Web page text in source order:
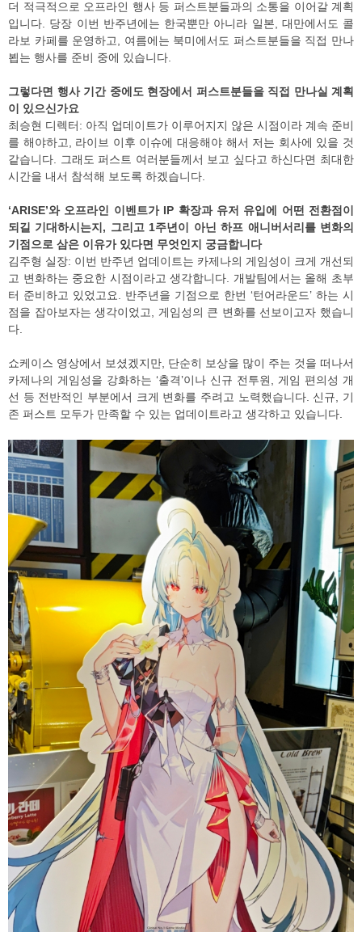
더 적극적으로 오프라인 행사 등 퍼스트분들과의 소통을 이어갈 계획
입니다. 당장 이번 반주년에는 한국뿐만 아니라 일본, 대만에서도 콜
라보 카페를 운영하고, 여름에는 북미에서도 퍼스트분들을 직접 만나
뵙는 행사를 준비 중에 있습니다.
그렇다면 행사 기간 중에도 현장에서 퍼스트분들을 직접 만나실 계획
이 있으신가요
최승현 디렉터: 아직 업데이트가 이루어지지 않은 시점이라 계속 준비
를 해야하고, 라이브 이후 이슈에 대응해야 해서 저는 회사에 있을 것
같습니다. 그래도 퍼스트 여러분들께서 보고 싶다고 하신다면 최대한
시간을 내서 참석해 보도록 하겠습니다.
‘ARISE’와 오프라인 이벤트가 IP 확장과 유저 유입에 어떤 전환점이
되길 기대하시는지, 그리고 1주년이 아닌 하프 애니버서리를 변화의
기점으로 삼은 이유가 있다면 무엇인지 궁금합니다
김주형 실장: 이번 반주년 업데이트는 카제나의 게임성이 크게 개선되
고 변화하는 중요한 시점이라고 생각합니다. 개발팀에서는 올해 초부
터 준비하고 있었고요. 반주년을 기점으로 한번 ‘턴어라운드’ 하는 시
점을 잡아보자는 생각이었고, 게임성의 큰 변화를 선보이고자 했습니
다.
쇼케이스 영상에서 보셨겠지만, 단순히 보상을 많이 주는 것을 떠나서
카제나의 게임성을 강화하는 ‘출격’이나 신규 전투원, 게임 편의성 개
선 등 전반적인 부분에서 크게 변화를 주려고 노력했습니다. 신규, 기
존 퍼스트 모두가 만족할 수 있는 업데이트라고 생각하고 있습니다.